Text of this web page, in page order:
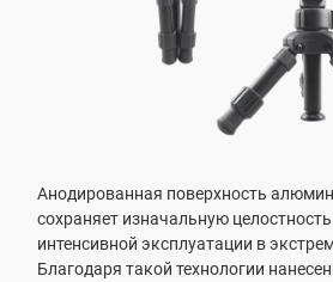
Анодированная поверхность
сохраняет изначальную
интенсивной эксплуатации в
Благодаря такой технологии